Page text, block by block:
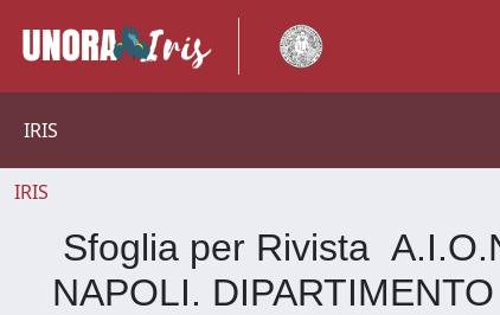
IRIS
IRIS
Sfoglia per Rivista
NAPOLI.